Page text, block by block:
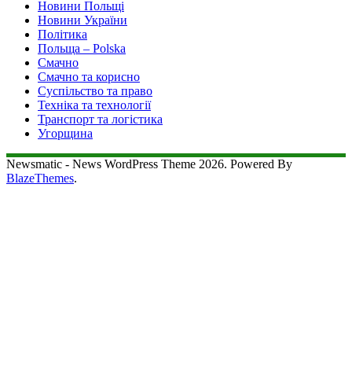
Новини Польщі
Новини України
Політика
Польща – Polska
Смачно
Смачно та корисно
Суспільство та право
Техніка та технології
Транспорт та логістика
Угорщина
Newsmatic - News WordPress Theme 2026. Powered By
BlazeThemes.